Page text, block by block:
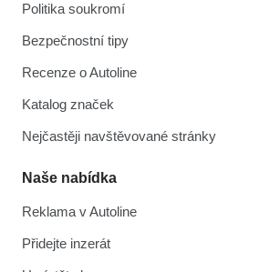
Politika soukromí
Bezpečnostní tipy
Recenze o Autoline
Katalog značek
Nejčastěji navštěvované stránky
Naše nabídka
Reklama v Autoline
Přidejte inzerát